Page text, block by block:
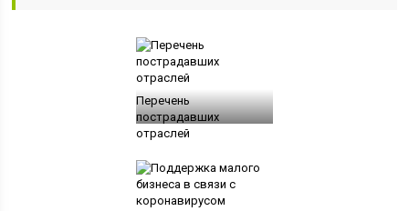
Перечень
пострадавших
отраслей